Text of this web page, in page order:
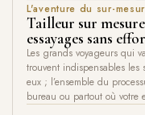
L'aventure du sur-
Tailleur sur
essayages sans
Les grands voyageurs qui
trouvent indispensables
eux ; l’ensemble du
bureau ou partout où votre